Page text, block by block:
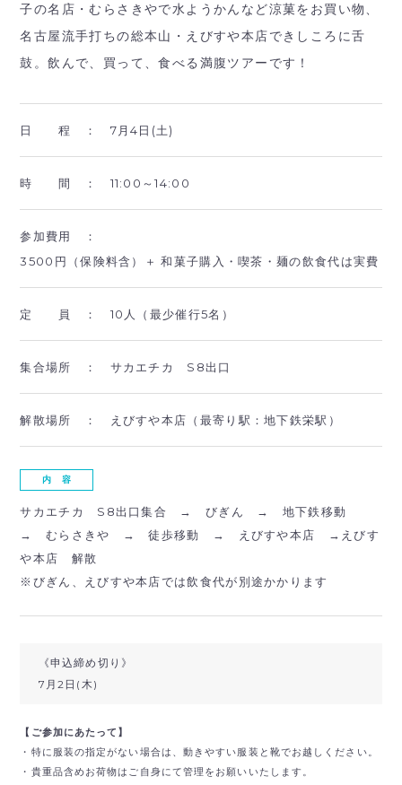
子の名店・むらさきやで水ようかんなど涼菓をお買い物、
名古屋流手打ちの総本山・えびすや本店できしころに舌
鼓。飲んで、買って、食べる満腹ツアーです！
日 程 ： 7月4日(土)
時 間 ： 11:00～14:00
参加費用 ：
3500円（保険料含）＋ 和菓子購入・喫茶・麺の飲食代は実費
定 員 ： 10人（最少催行5名）
集合場所 ： サカエチカ S8出口
解散場所 ： えびすや本店（最寄り駅：地下鉄栄駅）
内 容
サカエチカ S8出口集合 → びぎん → 地下鉄移動
→ むらさきや → 徒歩移動 → えびすや本店 →えびす
や本店 解散
※びぎん、えびすや本店では飲食代が別途かかります
《申込締め切り》
7月2日(木)
【ご参加にあたって】
・特に服装の指定がない場合は、動きやすい服装と靴でお越しください。
・貴重品含めお荷物はご自身にて管理をお願いいたします。